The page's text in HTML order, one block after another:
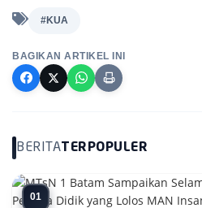
#KUA
BAGIKAN ARTIKEL INI
BERITATERPOPULER
01